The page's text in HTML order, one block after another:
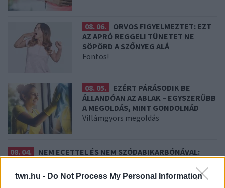
twn.hu - Do Not Process My Personal Information
08. 06.
ORVOS FIGYELMEZTET: EZT
AZ APRÓ REGGELI TÜNETET NE
SÖPÖRD A SZŐNYEG ALÁ
Fontos!
08. 05.
EZÉRT PÁRÁSODIK BE
ÁLLANDÓAN AZ ABLAK – EGYSZERŰBB
A MEGOLDÁS, MINT GONDOLNÁD
Villámgyors megoldás
08. 04.
NEM ECETTEL ÉS NEM SZÓDABIKARBÓNÁVAL:
A legjobb trükk